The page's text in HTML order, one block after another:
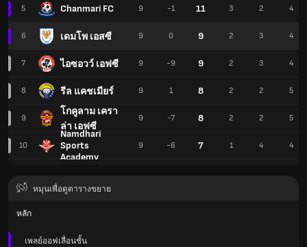
5 Chanmari FC
6 เดมโพ เอสซี
7 ไอซอวว์ เอฟซี
8 รีล แคชเมียร์
9
โกคูลาม เครา
ล่า เอฟซี
10
Namdhari
Sports
Academy
9 -1 11 3 2 4
9 0 9 2 3 4
9 -9 9 2 3 4
9 1 8 2 2 5
9 -7 8 2 2 5
9 -6 7 1 4 4
หมุนเพื่อดูตารางขยาย
หลัก
เพลย์ออฟเลื่อนชั้น